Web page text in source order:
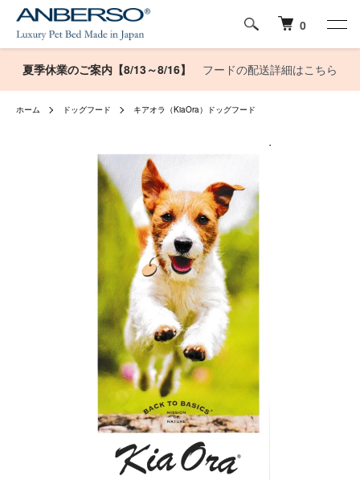
0
夏季休業のご案内【8/13～8/16】 フードの配送詳細はこちら
ホーム ドッグフード キアオラ（KiaOra）ドッグフード